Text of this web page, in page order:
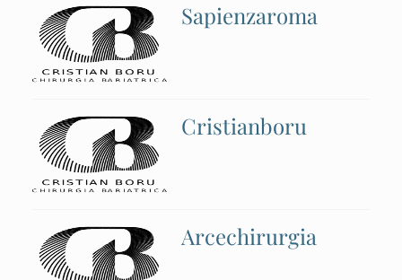
Sapienzaroma
Cristianboru
Arcechirurgia